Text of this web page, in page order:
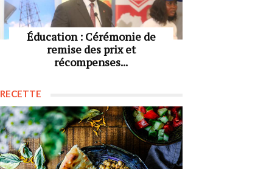
Éducation : Cérémonie de
remise des prix et
récompenses...
RECETTE